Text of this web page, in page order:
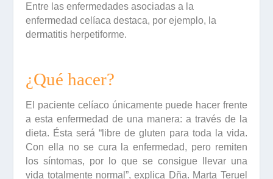
Entre las enfermedades asociadas a la
enfermedad celíaca destaca, por ejemplo, la
dermatitis herpetiforme.
¿Qué hacer?
El paciente celíaco únicamente puede hacer frente
a esta enfermedad de una manera: a través de la
dieta. Ésta será “libre de gluten para toda la vida.
Con ella no se cura la enfermedad, pero remiten
los síntomas, por lo que se consigue llevar una
vida totalmente normal”, explica Dña. Marta Teruel